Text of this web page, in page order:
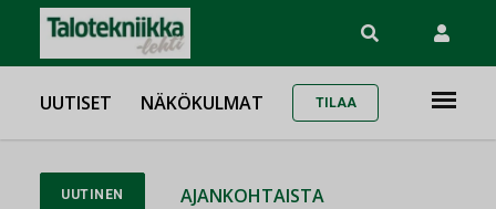
UUTISET NÄKÖKULMAT TILAA
UUTINEN AJANKOHTAISTA